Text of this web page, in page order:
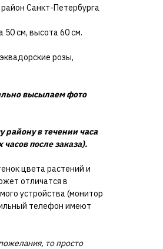
Санкт-Петербурга
50 см, высота 60 см.
розы,
высылаем фото
району в течении часа
часов после заказа).
цвета растений и
отличатся в
устройства (монитор
телефон имеют
то просто